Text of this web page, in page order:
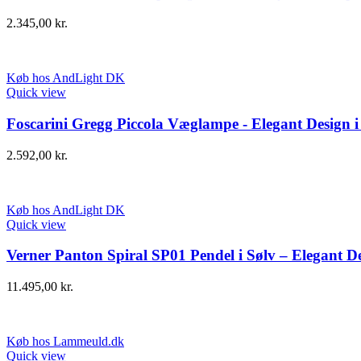
2.345,00 kr.
Køb hos AndLight DK
Quick view
Foscarini Gregg Piccola Væglampe - Elegant Design
2.592,00 kr.
Køb hos AndLight DK
Quick view
Verner Panton Spiral SP01 Pendel i Sølv – Elegant
11.495,00 kr.
Køb hos Lammeuld.dk
Quick view